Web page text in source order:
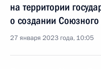
на территории
о создании Союзного
27 января 2023 года, 10:05